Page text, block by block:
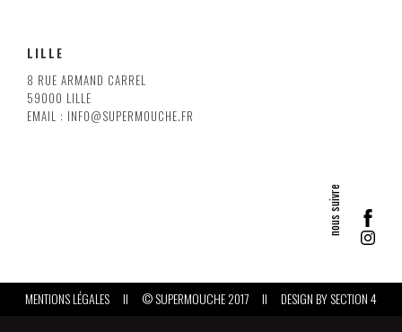
LILLE
8 RUE ARMAND CARREL
59000 LILLE
EMAIL : INFO@SUPERMOUCHE.FR
MENTIONS LÉGALES II © SUPERMOUCHE 2017 II DESIGN BYSECTION 4